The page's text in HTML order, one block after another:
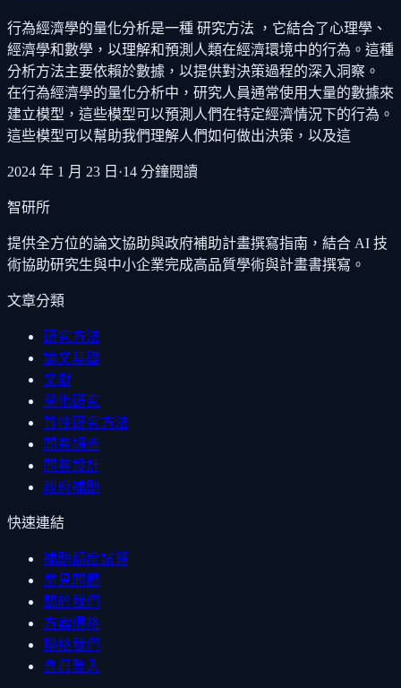
行為經濟學的量化分析是一種 研究方法 ，它結合了心理學、
經濟學和數學，以理解和預測人類在經濟環境中的行為。這種
分析方法主要依賴於數據，以提供對決策過程的深入洞察。
在行為經濟學的量化分析中，研究人員通常使用大量的數據來
建立模型，這些模型可以預測人們在特定經濟情況下的行為。
這些模型可以幫助我們理解人們如何做出決策，以及這
2024 年 1 月 23 日 ·14 分鐘閱讀
智研所
提供全方位的論文協助與政府補助計畫撰寫指南，結合 AI 技
術協助研究生與中小企業完成高品質學術與計畫書撰寫。
文章分類
研究方法
論文基礎
文獻
量化研究
質性研究方法
問卷調查
問卷設計
政府補助
快速連結
補助額度試算
常見問題
關於我們
方案價格
聯絡我們
會員登入